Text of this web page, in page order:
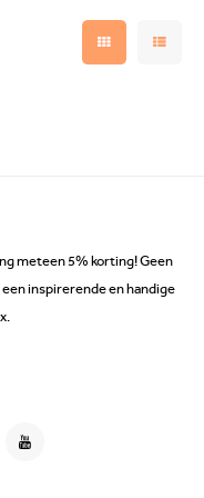
meteen 5% korting! Geen
inspirerende en handige